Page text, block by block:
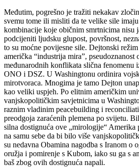
Međutim, pogrešno je tražiti nekakav
svemu tome ili misliti da te velike sile
kombinacije koje običnim smrtnicima nisu
podcijeniti ljudsku glupost, površnost,
to su moćne povijesne sile. Dejtonski
američka “industrija mira”, pseudoznanost
međunarodnih konflikata slična fenomenu
ONO i DSZ. U Washingtonu ordinira
mirotvoraca. Mnogima je tamo Dejton
kao veliki uspjeh. Po elitnim američkim
vanjskopolitičkim savjetnicima u
raznim vladinim peacebuilding i
preodgoja zaraćenih plemena po svijetu.
silna dostignuća ove „mirologije“ Amerika
na samu sebe da bi bilo više
su nedavna Obamina nagodba s Iranom o
oružja i pomirenje s Kubom, iako su ga s
baš zbog ovih dostignuća napali.